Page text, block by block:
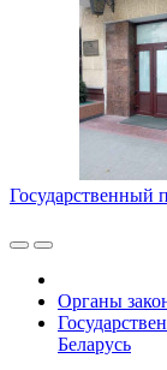
Государственный
Органы
Беларусь